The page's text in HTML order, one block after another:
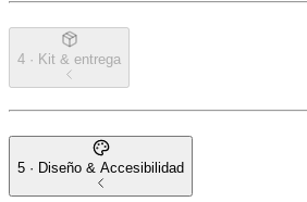
4 · Kit & entrega
5 · Diseño & Accesibilidad